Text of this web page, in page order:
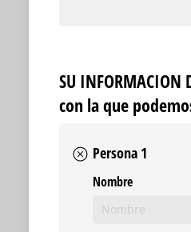
SU INFORMACION
con la que
Persona 1
Nombre